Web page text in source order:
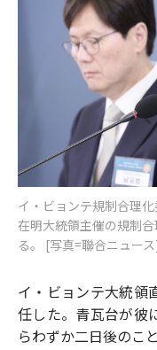
イ・ビョンテ規制合理
在明大統領主催の規制
る。 [写真=聯合ニュー
イ・ビョンテ大統領
任した。青瓦台が彼
らわずか二日後のこ